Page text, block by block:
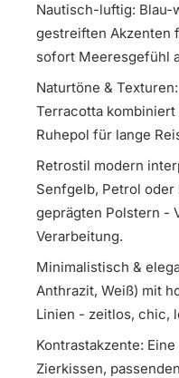
Nautisch-luftig: Blau-
gestreiften Akzenten
sofort Meeresgefühl
Naturtöne &
Terracotta
Ruhepol für lange
Retrostil modern
Senfgelb, Petrol
geprägten Polstern -
Verarbeitung.
Minimalistisch &
Anthrazit, Weiß) mit
Linien - zeitlos, chic,
Kontrastakzente:
Zierkissen,